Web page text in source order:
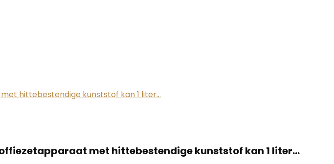
met hittebestendige kunststof kan 1 liter…